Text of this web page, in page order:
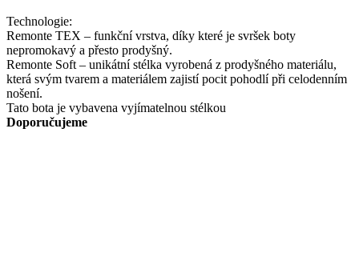
Technologie:
Remonte TEX – funkční vrstva, díky které je svršek boty
nepromokavý a přesto prodyšný.
Remonte Soft – unikátní stélka vyrobená z prodyšného materiálu,
která svým tvarem a materiálem zajistí pocit pohodlí při celodenním
nošení.
Tato bota je vybavena vyjímatelnou stélkou
Doporučujeme